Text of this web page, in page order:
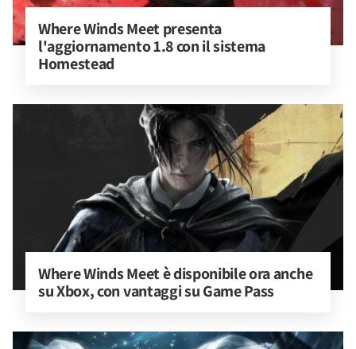
Where Winds Meet presenta
l'aggiornamento 1.8 con il sistema
Homestead
Where Winds Meet è disponibile ora anche
su Xbox, con vantaggi su Game Pass